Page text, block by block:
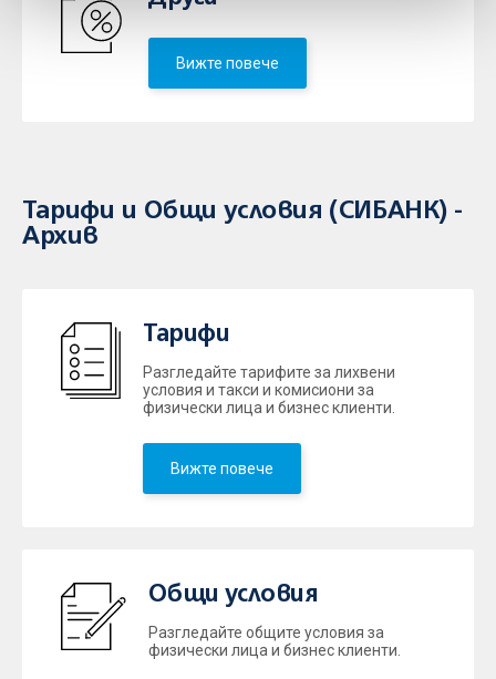
Вижте повече
Тарифи и Общи условия (СИБАНК) -
Архив
Тарифи
Разгледайте тарифите за лихвени
условия и такси и комисиони за
физически лица и бизнес клиенти.
Вижте повече
Общи условия
Разгледайте общите условия за
физически лица и бизнес клиенти.